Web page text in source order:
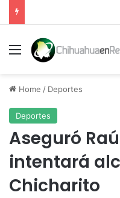
Menu
Home / Deportes
Deportes
Aseguró
intentará
Chicharito